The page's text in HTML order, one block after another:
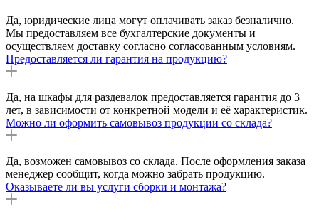
Да, юридические лица могут оплачивать заказ безналично.
Мы предоставляем все бухгалтерские документы и
осуществляем доставку согласно согласованным условиям.
Предоставляется ли гарантия на продукцию?
Да, на шкафы для раздевалок предоставляется гарантия до 3
лет, в зависимости от конкретной модели и её характеристик.
Можно ли оформить самовывоз продукции со склада?
Да, возможен самовывоз со склада. После оформления заказа
менеджер сообщит, когда можно забрать продукцию.
Оказываете ли вы услуги сборки и монтажа?